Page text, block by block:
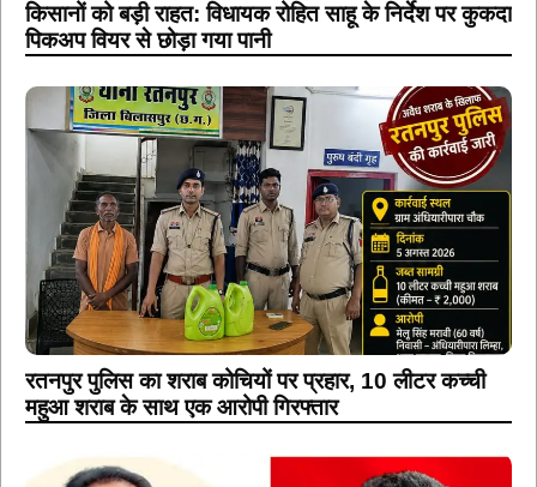
किसानों को बड़ी राहत: विधायक रोहित साहू के निर्देश पर कुकदा
पिकअप वियर से छोड़ा गया पानी
रतनपुर पुलिस का शराब कोचियों पर प्रहार, 10 लीटर कच्ची
महुआ शराब के साथ एक आरोपी गिरफ्तार